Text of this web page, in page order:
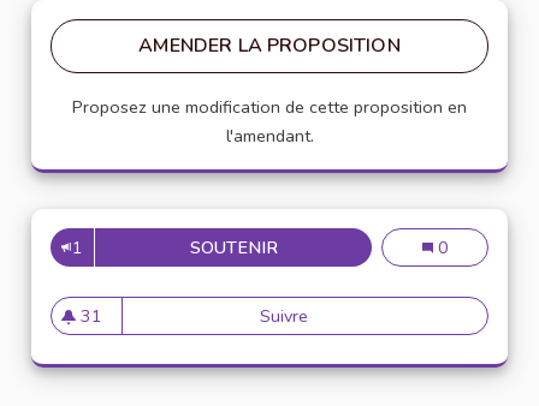
AMENDER LA PROPOSITION
Proposez une modification de cette proposition en
l'amendant.
1 SOUTENIRPLUS DE REPRÉSENTATION À
Plus de
0
31
31 abonnés
Suivre Plus de représentation à la